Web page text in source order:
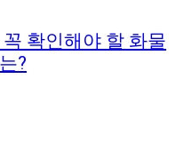
확인해야 할 화물
?